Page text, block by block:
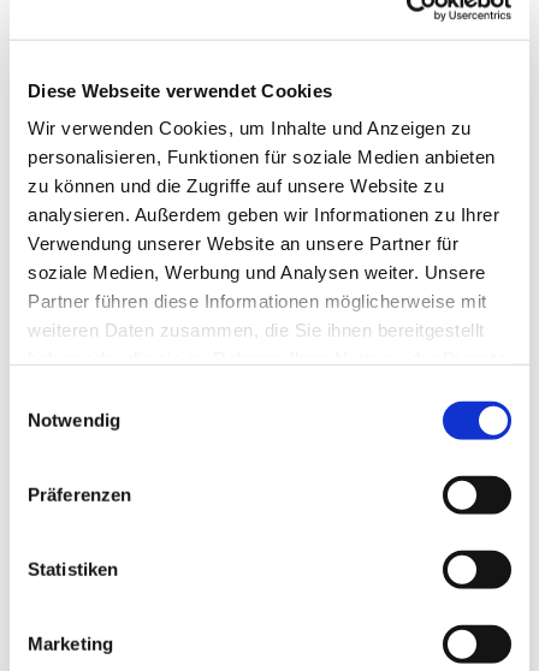
Diese Webseite verwendet Cookies
Wir verwenden Cookies, um Inhalte und Anzeigen zu
personalisieren, Funktionen für soziale Medien anbieten
zu können und die Zugriffe auf unsere Website zu
analysieren. Außerdem geben wir Informationen zu Ihrer
Verwendung unserer Website an unsere Partner für
soziale Medien, Werbung und Analysen weiter. Unsere
Partner führen diese Informationen möglicherweise mit
weiteren Daten zusammen, die Sie ihnen bereitgestellt
Notwendig
Präferenzen
Statistiken
Marketing